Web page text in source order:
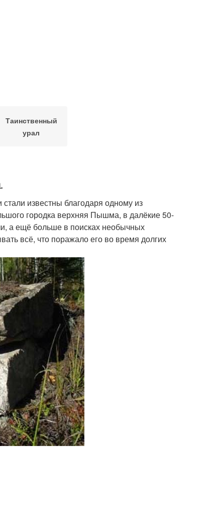
Таинственный
урал
известны благодаря одному из
городка верхняя Пышма, в далёкие 50-
а ещё больше в поисках необычных
всё, что поражало его во время долгих